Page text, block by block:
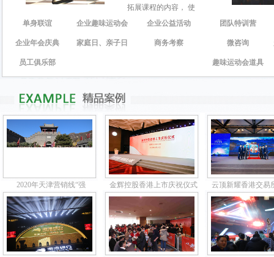
拓展课程的内容， 使
客户在亲历的过程中理
力、产生情感、生成意
式。
单身联谊 企业趣味运动会 企业公益活动
企业年会庆典 家庭日、亲子日 商务考察
员工俱乐部
团队特训营
微咨询
趣味运动会道具
2020年天津营销线“强 金辉控股香港上市庆祝仪式 云顶新耀香港交易